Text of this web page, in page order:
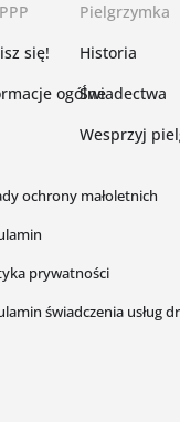
się!
ogólne
Pielgrzymka
Historia
Świadectwa
Wesprzyj
ochrony małoletnich
prywatności
świadczenia usług